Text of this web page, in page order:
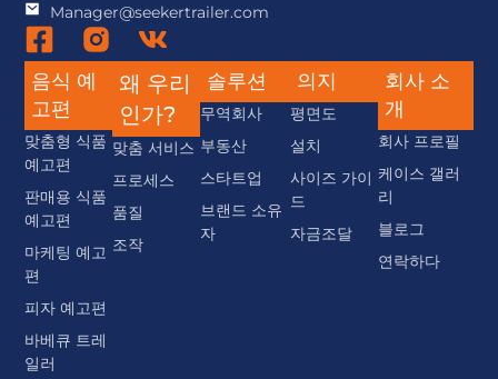
Manager@seekertrailer.com
음식 예
고편
맞춤형 식품
예고편
판매용 식품
예고편
마케팅 예고
편
피자 예고편
바베큐 트레
일러
왜 우리
인가?
맞춤 서비스
프로세스
품질
조작
솔루션
무역회사
부동산
스타트업
브랜드 소유
자
의지
평면도
설치
사이즈 가이
드
자금조달
회사 소
개
회사 프로필
케이스 갤러
리
블로그
연락하다